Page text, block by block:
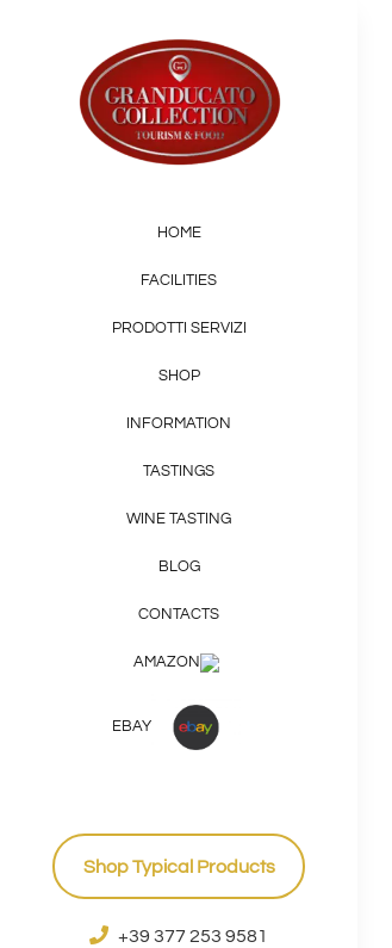
HOME
FACILITIES
PRODOTTI SERVIZI
SHOP
INFORMATION
TASTINGS
WINE TASTING
BLOG
CONTACTS
AMAZON
EBAY
Shop Typical Products
+39 377 253 9581